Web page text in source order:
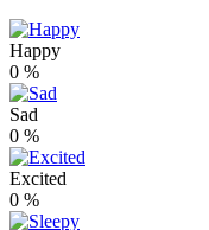
Happy
0 %
Sad
0 %
Excited
0 %